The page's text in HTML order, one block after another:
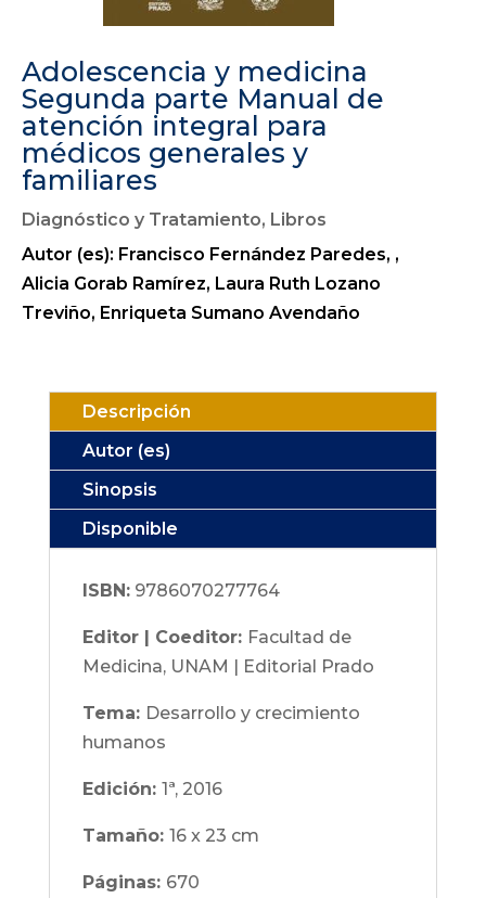
Adolescencia y medicina
Segunda parte Manual de
atención integral para
médicos generales y
familiares
Diagnóstico y Tratamiento, Libros
Autor (es): Francisco Fernández Paredes, ,
Alicia Gorab Ramírez, Laura Ruth Lozano
Treviño, Enriqueta Sumano Avendaño
Descripción
Autor (es)
Sinopsis
Disponible
ISBN:9786070277764
Editor | Coeditor: Facultad de
Medicina, UNAM | Editorial Prado
Tema: Desarrollo y crecimiento
humanos
Edición: 1ª, 2016
Tamaño: 16 x 23 cm
Páginas: 670